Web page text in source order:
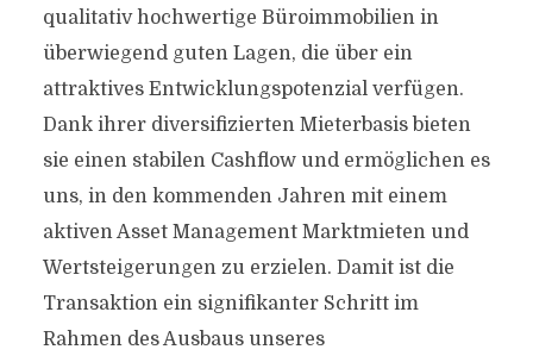
qualitativ hochwertige Büroimmobilien in
überwiegend guten Lagen, die über ein
attraktives Entwicklungspotenzial verfügen.
Dank ihrer diversifizierten Mieterbasis bieten
sie einen stabilen Cashflow und ermöglichen es
uns, in den kommenden Jahren mit einem
aktiven Asset Management Marktmieten und
Wertsteigerungen zu erzielen. Damit ist die
Transaktion ein signifikanter Schritt im
Rahmen des Ausbaus unseres